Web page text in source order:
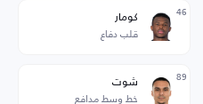
46 كومار
قلب دفاع
89 شوت
خط وسط مدافع